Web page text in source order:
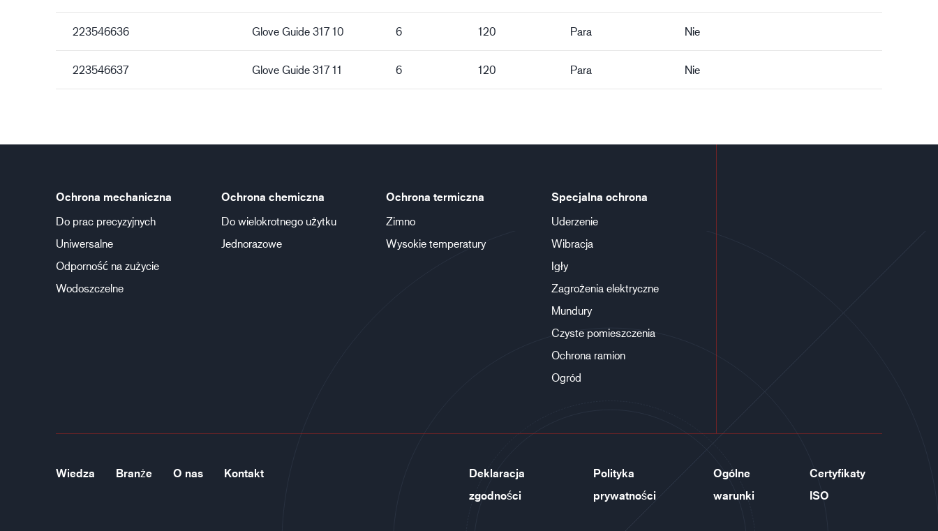
223546636 Glove Guide 317 10 6 120 Para Nie
223546637 Glove Guide 317 11 6 120 Para Nie
Ochrona mechaniczna
Do prac precyzyjnych
Uniwersalne
Odporność na zużycie
Wodoszczelne
Ochrona chemiczna
Do wielokrotnego użytku
Jednorazowe
Ochrona termiczna
Zimno
Wysokie temperatury
Specjalna ochrona
Uderzenie
Wibracja
Igły
Zagrożenia elektryczne
Mundury
Czyste pomieszczenia
Ochrona ramion
Ogród
Wiedza Branże O nas Kontakt
Deklaracja
zgodności
Polityka
prywatności
Ogólne
warunki
Certyfikaty
ISO